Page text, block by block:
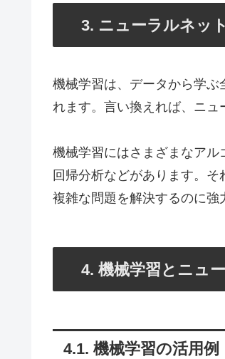
3. ニューラルネッ
機械学習は、データから学ぶ
れます。言い換えれば、ニュ
機械学習にはさまざまなアル
回帰分析などがあります。
複雑な問題を解決するのに強
4. 機械学習とニュ
4.1. 機械学習の活用例